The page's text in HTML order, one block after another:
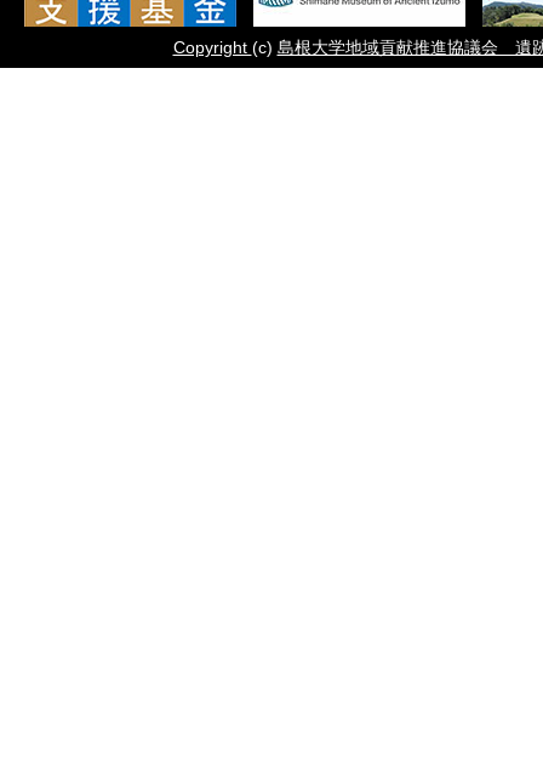
Copyright (c) 島根大学地域貢献推進協議会 遺